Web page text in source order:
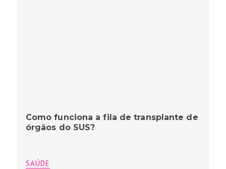
Como funciona a fila de transplante de
órgãos do SUS?
SAÚDE